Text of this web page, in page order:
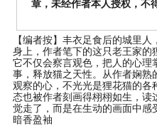
章，未经作者本人授权，不
【编者按】 丰衣足食后的城里人
身上，作者笔下的这只老王家的
它不仅会察言观色，把人的心
事，释放猫之天性。从作者娴
观察的心，不光光是狸花猫的各
态也被作者刻画得栩栩如生，
觉走了，而是在生动的画面中感
暗香盈袖